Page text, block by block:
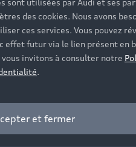
sont utilisées par Audi et ses
des cookies. Nous avons
ces services. Vous pouvez
futur via le lien présent en
invitons à consulter notre
.
et fermer